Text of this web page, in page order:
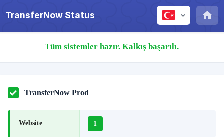
TransferNow Status
Tüm sistemler hazır. Kalkış başarılı.
TransferNow Prod
Website 1